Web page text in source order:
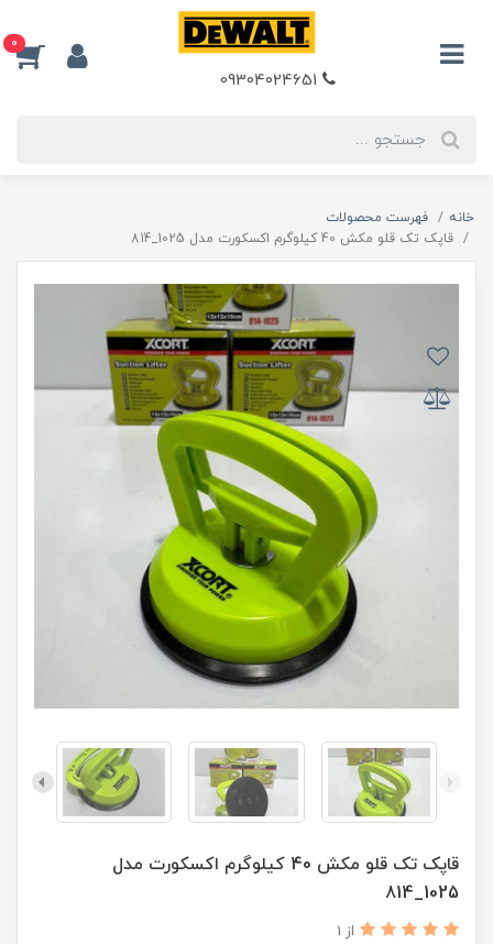
0
خانه
فهرست محصولات
قاپک تک قلو مکش 40 کیلوگرم اکسکورت مدل 1025_814
قاپک تک قلو مکش 40 کیلوگرم اکسکورت مدل
1025_814
از 1